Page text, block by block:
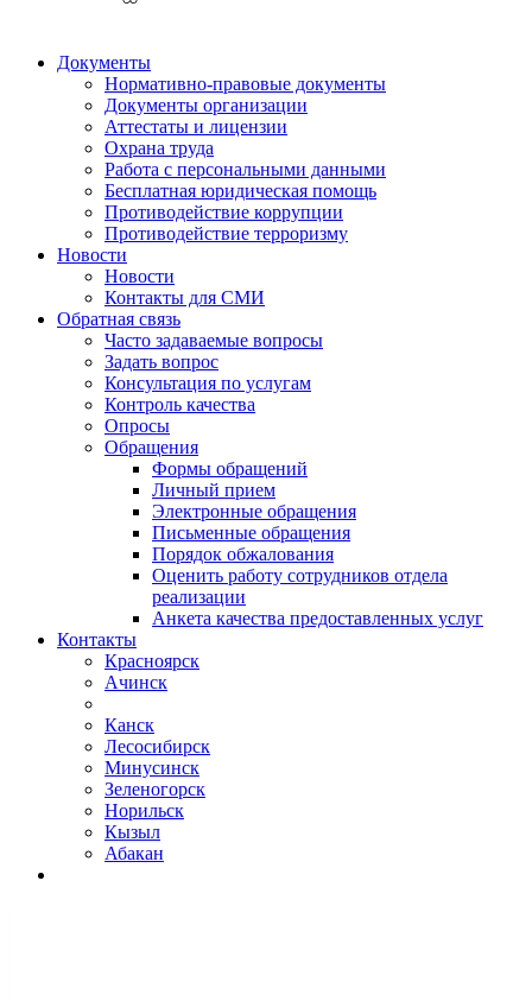
Документы
Нормативно-правовые документы
Документы организации
Аттестаты и лицензии
Охрана труда
Работа с персональными данными
Бесплатная юридическая помощь
Противодействие коррупции
Противодействие терроризму
Новости
Новости
Контакты для СМИ
Обратная связь
Часто задаваемые вопросы
Задать вопрос
Консультация по услугам
Контроль качества
Опросы
Обращения
Формы обращений
Личный прием
Электронные обращения
Письменные обращения
Порядок обжалования
Оценить работу сотрудников отдела
реализации
Анкета качества предоставленных услуг
Контакты
Красноярск
Ачинск
Канск
Лесосибирск
Минусинск
Зеленогорск
Норильск
Кызыл
Абакан